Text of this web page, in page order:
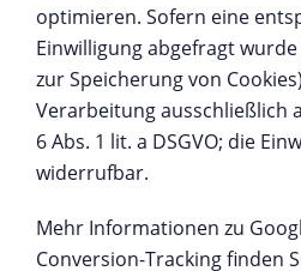
optimieren. Sofern eine
Einwilligung abgefragt
zur Speicherung von
Verarbeitung ausschließlich
6 Abs. 1 lit. a DSGVO; die
widerrufbar.
Mehr Informationen zu
Conversion-Tracking finden